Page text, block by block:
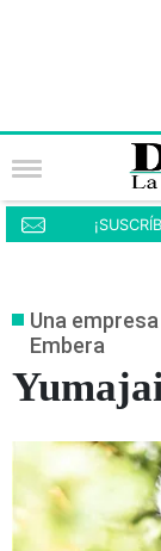
Una
Embera